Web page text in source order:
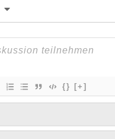
{} [+]